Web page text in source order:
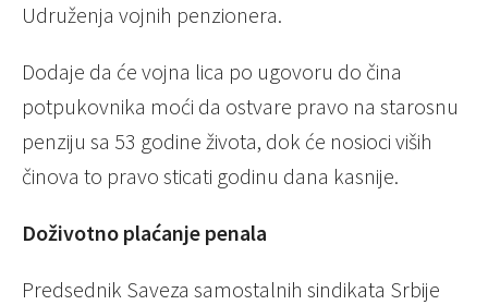
Udruženja vojnih penzionera.
Dodaje da će vojna lica po ugovoru do čina
potpukovnika moći da ostvare pravo na starosnu
penziju sa 53 godine života, dok će nosioci viših
činova to pravo sticati godinu dana kasnije.
Doživotno plaćanje penala
Predsednik Saveza samostalnih sindikata Srbije